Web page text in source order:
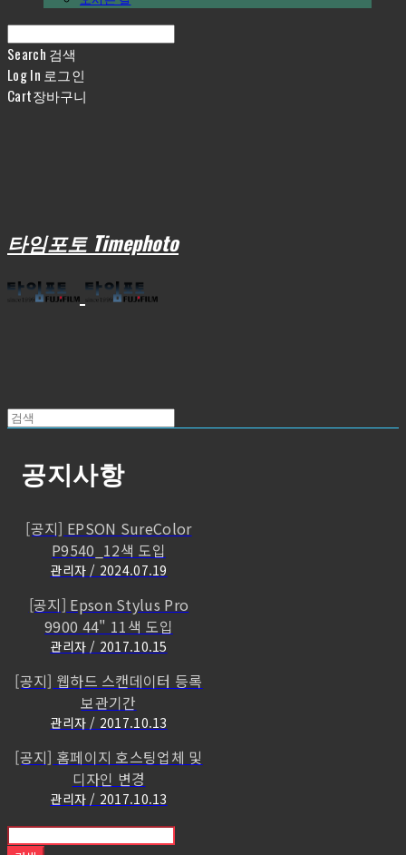
Search 검색
Log In 로그인
Cart장바구니
타임포토 Timephoto
공지사항
[공지] EPSON SureColor
P9540_12색 도입
관리자 / 2024.07.19
[공지] Epson Stylus Pro
9900 44" 11색 도입
관리자 / 2017.10.15
[공지] 웹하드 스캔데이터 등록
보관기간
관리자 / 2017.10.13
[공지] 홈페이지 호스팅업체 및
디자인 변경
관리자 / 2017.10.13